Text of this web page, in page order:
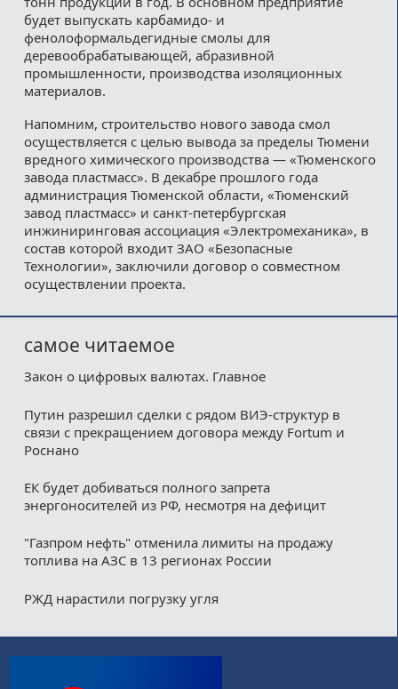
будет выпускать карбамидо- и
фенолоформальдегидные смолы для
деревообрабатывающей, абразивной
промышленности, производства изоляционных
материалов.
Напомним, строительство нового завода смол
осуществляется с целью вывода за пределы Тюмени
вредного химического производства — «Тюменского
завода пластмасс». В декабре прошлого года
администрация Тюменской области, «Тюменский
завод пластмасс» и санкт-петербургская
инжиниринговая ассоциация «Электромеханика», в
состав которой входит ЗАО «Безопасные
Технологии», заключили договор о совместном
осуществлении проекта.
самое читаемое
Закон о цифровых валютах. Главное
Путин разрешил сделки с рядом ВИЭ-структур в
связи с прекращением договора между Fortum и
Роснано
ЕК будет добиваться полного запрета
энергоносителей из РФ, несмотря на дефицит
"Газпром нефть" отменила лимиты на продажу
топлива на АЗС в 13 регионах России
РЖД нарастили погрузку угля